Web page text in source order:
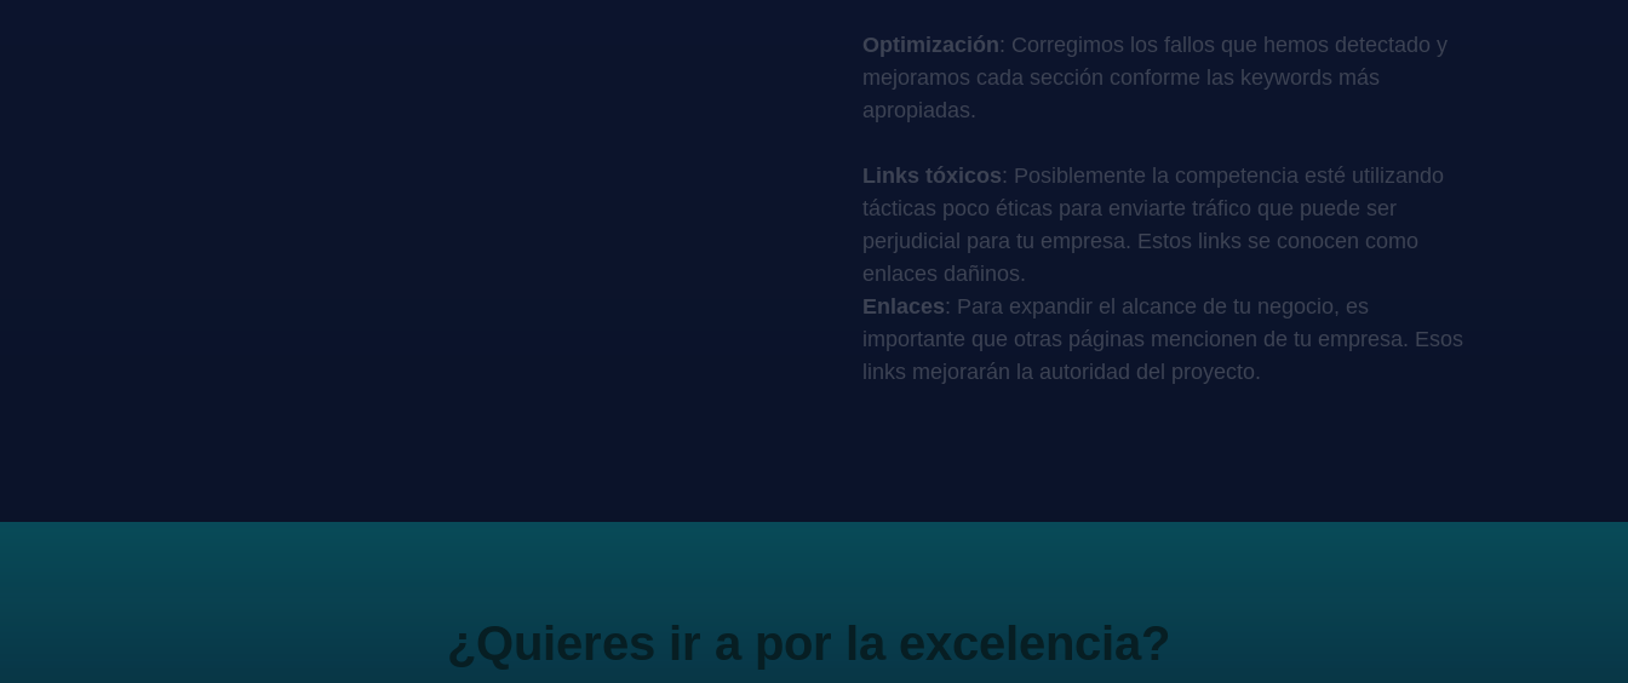
Optimización: Corregimos los fallos que hemos detectado y
mejoramos cada sección conforme las keywords más
apropiadas.
Links tóxicos: Posiblemente la competencia esté utilizando
tácticas poco éticas para enviarte tráfico que puede ser
perjudicial para tu empresa. Estos links se conocen como
enlaces dañinos.
Enlaces: Para expandir el alcance de tu negocio, es
importante que otras páginas mencionen de tu empresa. Esos
links mejorarán la autoridad del proyecto.
¿Quieres ir a por la excelencia?